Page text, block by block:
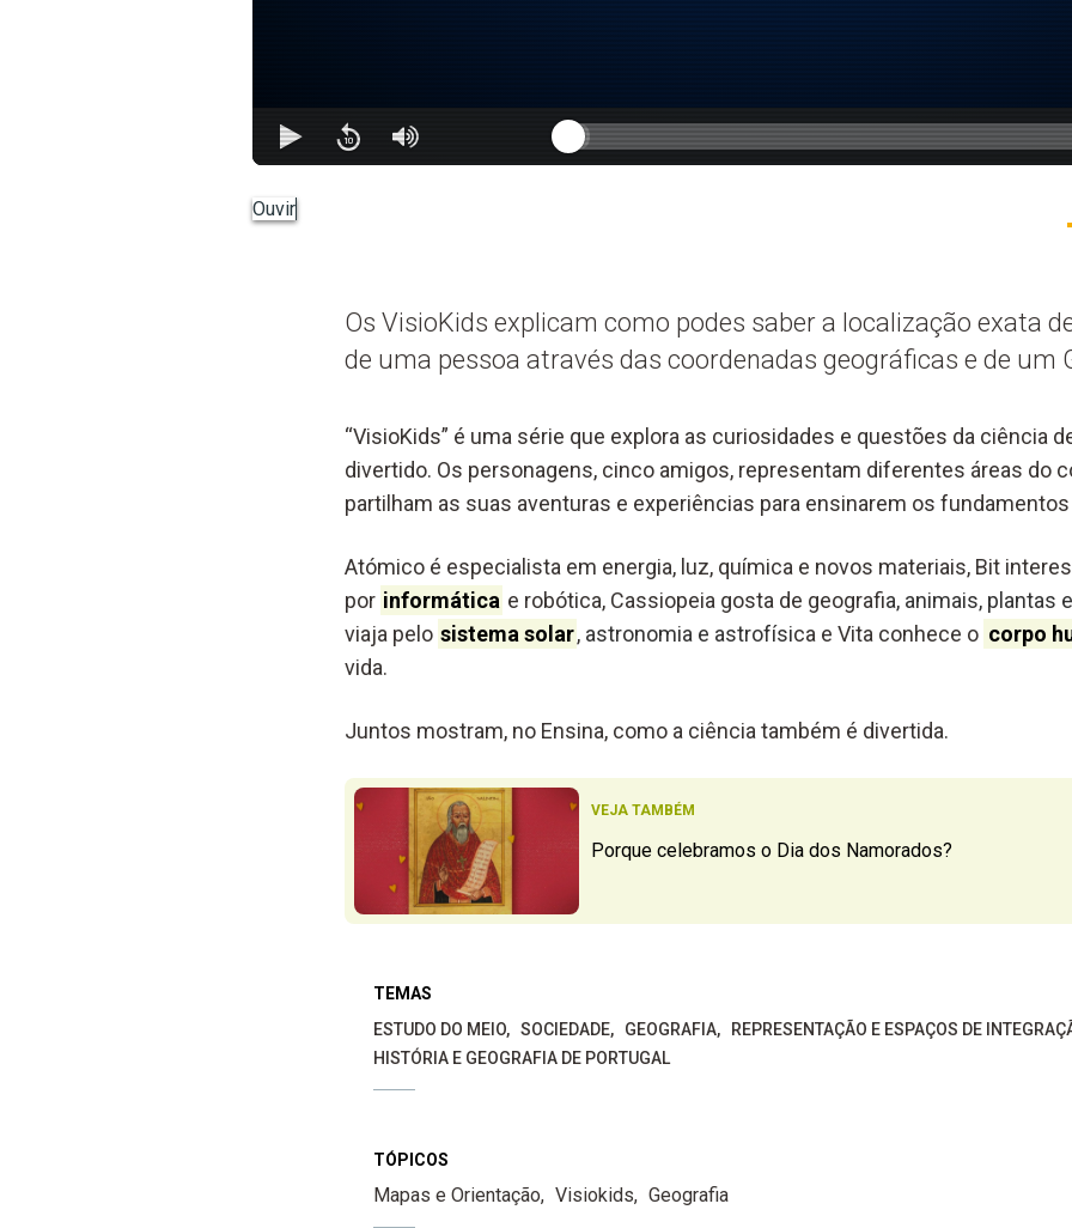
Ouvir
Os VisioKids explicam como podes saber a localização exata
de uma pessoa através das coordenadas geográficas e de um
“VisioKids” é uma série que explora as curiosidades e questões da ciência
divertido. Os personagens, cinco amigos, representam diferentes áreas do
partilham as suas aventuras e experiências para ensinarem os
Atómico é especialista em energia, luz, química e novos materiais, Bit
por informática e robótica, Cassiopeia gosta de geografia, animais, plantas
viaja pelo sistema solar, astronomia e astrofísica e Vita conhece o corpo
vida.
Juntos mostram, no Ensina, como a ciência também é divertida.
VEJA TAMBÉM
Porque celebramos o Dia dos Namorados?
TEMAS
ESTUDO DO MEIO
SOCIEDADE GEOGRAFIA
REPRESENTAÇÃO E ESPAÇOS DE
HISTÓRIA E GEOGRAFIA DE PORTUGAL
TÓPICOS
Mapas e Orientação Visiokids Geografia